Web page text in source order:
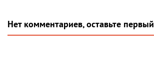
Нет комментариев, оставьте первый